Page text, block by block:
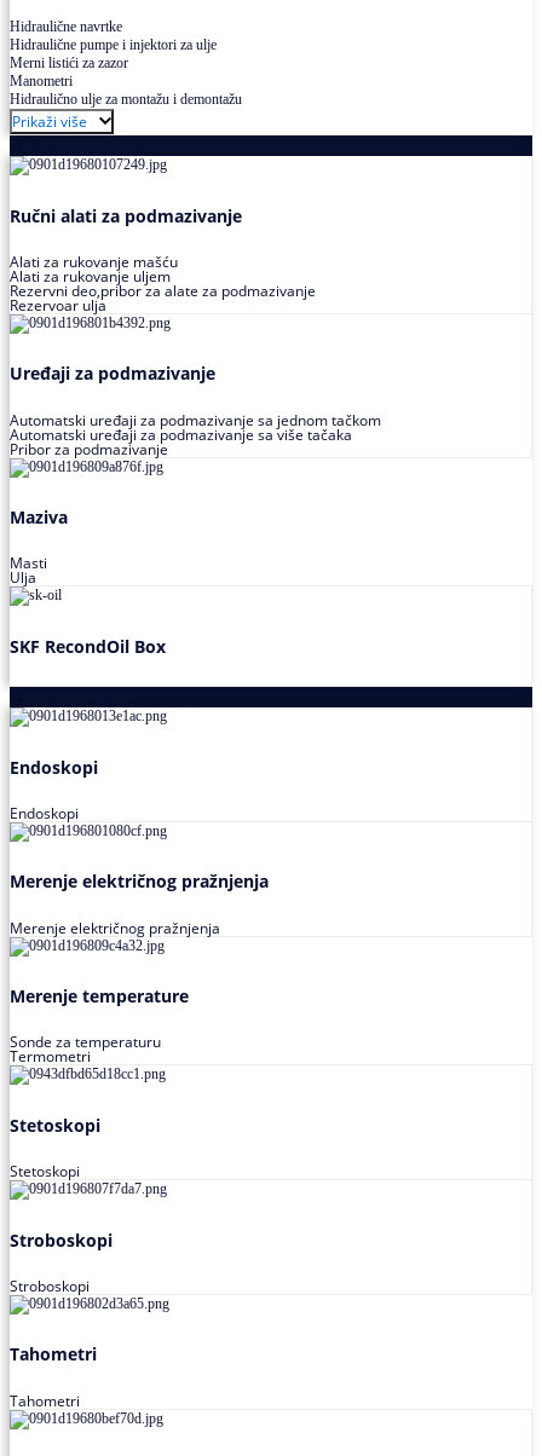
Hidraulične navrtke
Hidraulične pumpe i injektori za ulje
Merni listići za zazor
Manometri
Hidraulično ulje za montažu i demontažu
Prikaži više
Ručni alati za podmazivanje
Alati za rukovanje mašću
Alati za rukovanje uljem
Rezervni deo,pribor za alate za podmazivanje
Rezervoar ulja
Uređaji za podmazivanje
Automatski uređaji za podmazivanje sa jednom tačkom
Automatski uređaji za podmazivanje sa više tačaka
Pribor za podmazivanje
Maziva
Masti
Ulja
SKF RecondOil Box
Endoskopi
Endoskopi
Merenje električnog pražnjenja
Merenje električnog pražnjenja
Merenje temperature
Sonde za temperaturu
Termometri
Stetoskopi
Stetoskopi
Stroboskopi
Stroboskopi
Tahometri
Tahometri